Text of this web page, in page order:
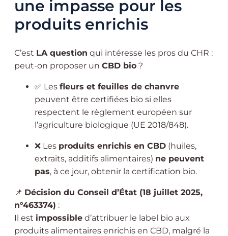
une impasse pour les
produits enrichis
C’est LA question qui intéresse les pros du CHR :
peut-on proposer un CBD bio ?
✅ Les fleurs et feuilles de chanvre
peuvent être certifiées bio si elles
respectent le règlement européen sur
l’agriculture biologique (UE 2018/848).
❌ Les produits enrichis en CBD (huiles,
extraits, additifs alimentaires) ne peuvent
pas, à ce jour, obtenir la certification bio.
📌 Décision du Conseil d’État (18 juillet 2025,
n°463374) :
Il est impossible d’attribuer le label bio aux
produits alimentaires enrichis en CBD, malgré la